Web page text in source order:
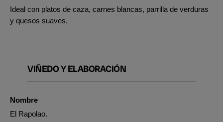
Ideal con platos de caza, carnes blancas, parrilla de verduras
y quesos suaves.
VIÑEDO Y ELABORACIÓN
Nombre
El Rapolao.